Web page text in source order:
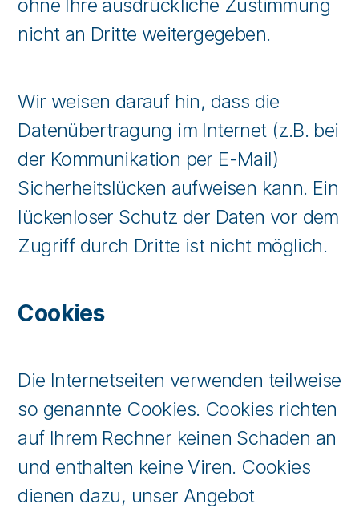
ohne Ihre ausdrückliche Zustimmung
nicht an Dritte weitergegeben.
Wir weisen darauf hin, dass die
Datenübertragung im Internet (z.B. bei
der Kommunikation per E-Mail)
Sicherheitslücken aufweisen kann. Ein
lückenloser Schutz der Daten vor dem
Zugriff durch Dritte ist nicht möglich.
Cookies
Die Internetseiten verwenden teilweise
so genannte Cookies. Cookies richten
auf Ihrem Rechner keinen Schaden an
und enthalten keine Viren. Cookies
dienen dazu, unser Angebot